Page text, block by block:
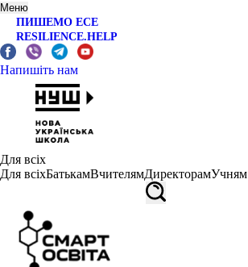
Меню
ПИШЕМО ЕСЕ
RESILIENCE.HELP
Напишіть нам
Для всіх
Для всіхБатькамВчителямДиректорамУчням